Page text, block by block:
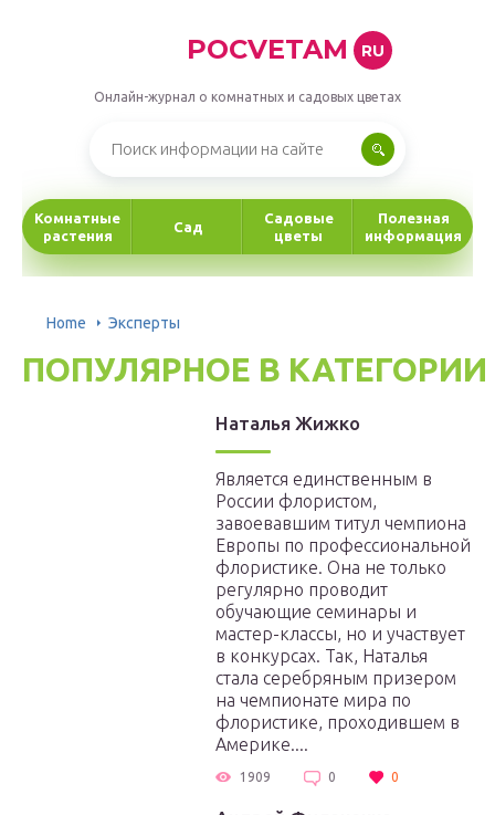
POCVETAM RU
Онлайн-журнал о комнатных и садовых цветах
Комнатные
растения
Сад
Садовые
цветы
Полезная
информация
Home Эксперты
ПОПУЛЯРНОЕ В КАТЕГОРИИ
Нaтaлья Жижкo
Является единственным в
России флористом,
завоевавшим титул чемпиона
Европы по профессиональной
флористике. Она не только
регулярно проводит
обучающие семинары и
мастер-классы, но и участвует
в конкурсах. Так, Наталья
стала серебряным призером
на чемпионате мира по
флористике, проходившем в
Америке....
1909 0 0